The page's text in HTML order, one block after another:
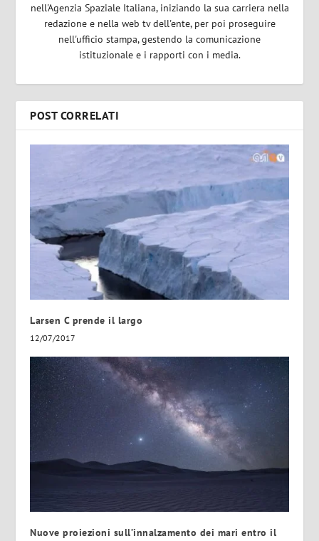
nell'Agenzia Spaziale Italiana, iniziando la sua carriera nella
redazione e nella web tv dell'ente, per poi proseguire
nell'ufficio stampa, gestendo la comunicazione
istituzionale e i rapporti con i media.
POST CORRELATI
Larsen C prende il largo
12/07/2017
Nuove proiezioni sull’innalzamento dei mari entro il